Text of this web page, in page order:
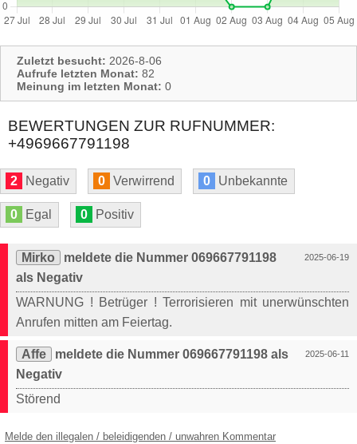
Zuletzt besucht: 2026-8-06
Aufrufe letzten Monat: 82
Meinung im letzten Monat: 0
BEWERTUNGEN ZUR RUFNUMMER:
+4969667791198
2 Negativ 0 Verwirrend 0 Unbekannte
0 Egal 0 Positiv
2025-06-19
Mirko
meldete die Nummer 069667791198
als Negativ
WARNUNG ! Betrüger ! Terrorisieren mit unerwünschten
Anrufen mitten am Feiertag.
2025-06-11
Affe
meldete die Nummer 069667791198 als
Negativ
Störend
Melde den illegalen / beleidigenden / unwahren Kommentar